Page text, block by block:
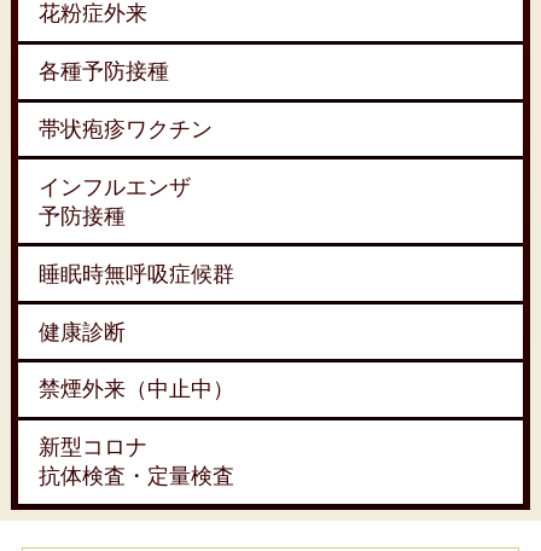
花粉症外来
各種予防接種
帯状疱疹ワクチン
インフルエンザ
予防接種
睡眠時無呼吸症候群
健康診断
禁煙外来（中止中）
新型コロナ
抗体検査・定量検査